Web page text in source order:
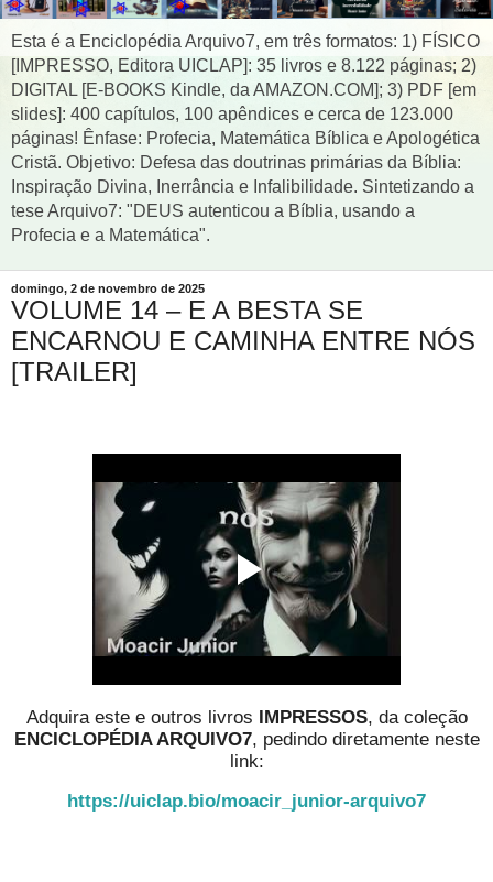
Esta é a Enciclopédia Arquivo7, em três formatos: 1) FÍSICO
[IMPRESSO, Editora UICLAP]: 35 livros e 8.122 páginas; 2)
DIGITAL [E-BOOKS Kindle, da AMAZON.COM]; 3) PDF [em
slides]: 400 capítulos, 100 apêndices e cerca de 123.000
páginas! Ênfase: Profecia, Matemática Bíblica e Apologética
Cristã. Objetivo: Defesa das doutrinas primárias da Bíblia:
Inspiração Divina, Inerrância e Infalibilidade. Sintetizando a
tese Arquivo7: "DEUS autenticou a Bíblia, usando a
Profecia e a Matemática".
domingo, 2 de novembro de 2025
VOLUME 14 – E A BESTA SE
ENCARNOU E CAMINHA ENTRE NÓS
[TRAILER]
Adquira este e outros livros IMPRESSOS, da coleção
ENCICLOPÉDIA ARQUIVO7, pedindo diretamente neste
link:
https://uiclap.bio/moacir_junior-arquivo7